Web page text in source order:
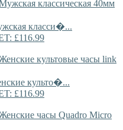
класси�...
£116.99
культо�...
£116.99